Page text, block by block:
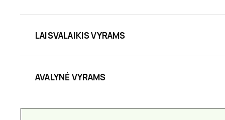
LAISVALAIKIS VYRAMS
AVALYNĖ VYRAMS